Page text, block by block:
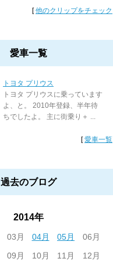
[他のクリップをチェック
愛車一覧
トヨタ プリウス
トヨタ プリウスに乗っています
よ、と。 2010年登録、半年待
ちでしたよ。 主に街乗り＋ ...
[愛車一覧
過去のブログ
2014年
03月 04月 05月
06月
09月 10月 11月 12月